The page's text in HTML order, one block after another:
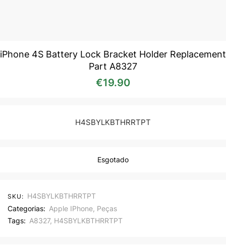
iPhone 4S Battery Lock Bracket Holder Replacement
Part A8327
€19.90
H4SBYLKBTHRRTPT
Esgotado
SKU: H4SBYLKBTHRRTPT
Categorias: Apple IPhone, Peças
Tags: A8327, H4SBYLKBTHRRTPT